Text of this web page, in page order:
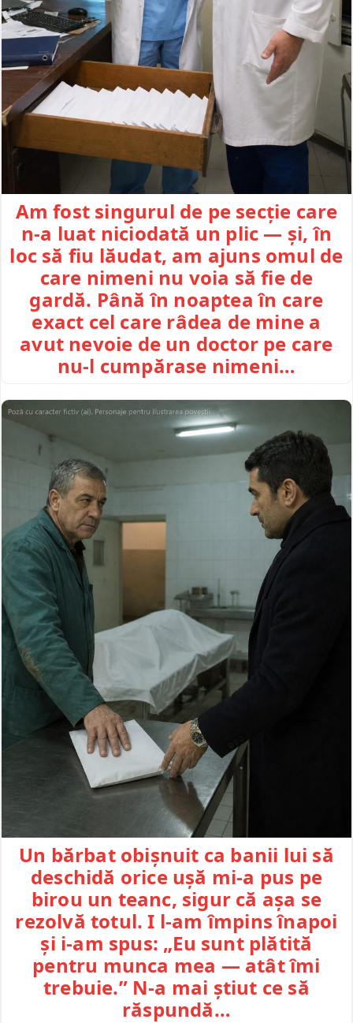
Am fost singurul de pe secție care
n-a luat niciodată un plic — și, în
loc să fiu lăudat, am ajuns omul de
care nimeni nu voia să fie de
gardă. Până în noaptea în care
exact cel care râdea de mine a
avut nevoie de un doctor pe care
nu-l cumpărase nimeni…
Un bărbat obișnuit ca banii lui să
deschidă orice ușă mi-a pus pe
birou un teanc, sigur că așa se
rezolvă totul. I l-am împins înapoi
și i-am spus: „Eu sunt plătită
pentru munca mea — atât îmi
trebuie.” N-a mai știut ce să
răspundă…